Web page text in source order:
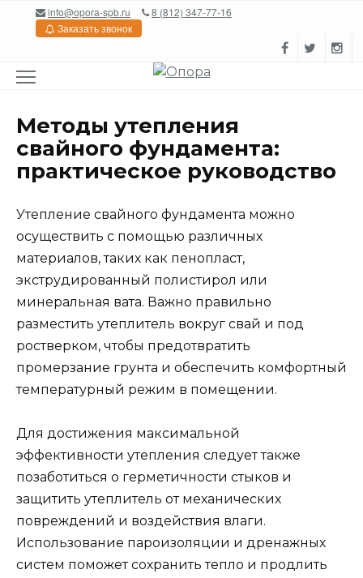
Перейтиinfo@opora-spb.ru
8 (812) 347-77-16
Заказать звонок
Методы утепления
свайного фундамента:
практическое руководство
Утепление свайного фундамента можно
осуществить с помощью различных
материалов, таких как пенопласт,
экструдированный полистирол или
минеральная вата. Важно правильно
разместить утеплитель вокруг свай и под
ростверком, чтобы предотвратить
промерзание грунта и обеспечить комфортный
температурный режим в помещении.
Для достижения максимальной
эффективности утепления следует также
позаботиться о герметичности стыков и
защитить утеплитель от механических
повреждений и воздействия влаги.
Использование пароизоляции и дренажных
систем поможет сохранить тепло и продлить